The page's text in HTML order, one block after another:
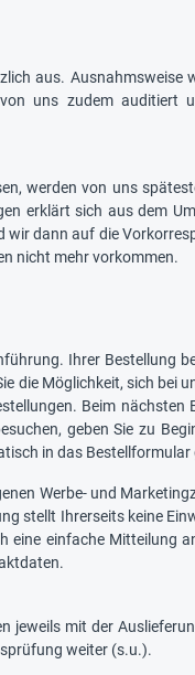
aus. Ausnahmsweise
uns zudem auditiert
werden von uns
erklärt sich aus dem
dann auf die
nicht mehr vorkommen.
Ihrer Bestellung
die Möglichkeit, sich bei
Beim nächsten
geben Sie zu
in das Bestellformular
Werbe- und
stellt Ihrerseits keine
eine einfache Mitteilung
jeweils mit der
weiter (s.u.).